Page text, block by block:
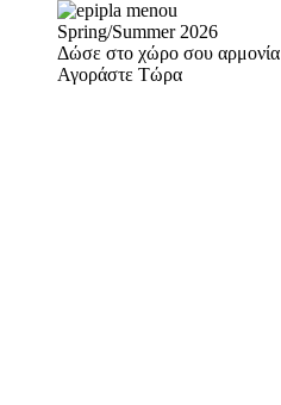
Spring/Summer 2026
Δώσε στο χώρο σου αρμονία
Αγοράστε Τώρα